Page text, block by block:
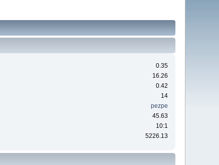
0.35
16.26
0.42
14
pezpe
45.63
10:1
5226.13